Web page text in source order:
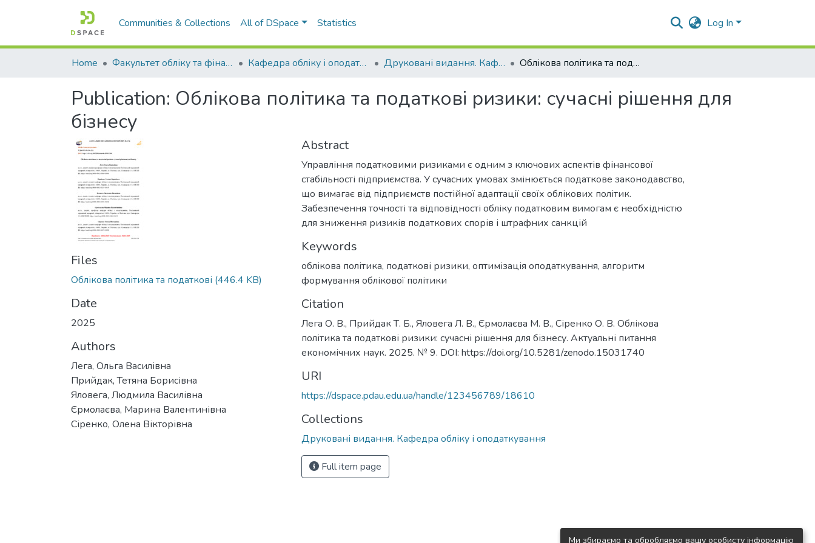
Communities & Collections All of DSpace Statistics Log In
Home Факультет обліку та фінансів Кафедра обліку і оподаткування Друковані видання. Кафедра обліку і оподаткування Облікова політика та податкові ризики: сучасні рішення для бізнесу
Publication: Облікова політика та податкові ризики: сучасні рішення для
бізнесу
Files
Облікова політика та податкові (446.4 KB)
Date
2025
Authors
Лега, Ольга Василівна
Прийдак, Тетяна Борисівна
Яловега, Людмила Василівна
Єрмолаєва, Марина Валентинівна
Сіренко, Олена Вікторівна
Abstract
Управління податковими ризиками є одним з ключових аспектів фінансової
стабільності підприємства. У сучасних умовах змінюється податкове законодавство,
що вимагає від підприємств постійної адаптації своїх облікових політик.
Забезпечення точності та відповідності обліку податковим вимогам є необхідністю
для зниження ризиків податкових спорів і штрафних санкцій
Keywords
облікова політика, податкові ризики, оптимізація оподаткування, алгоритм
формування облікової політики
Citation
Лега О. В., Прийдак Т. Б., Яловега Л. В., Єрмолаєва М. В., Сіренко О. В. Облікова
політика та податкові ризики: сучасні рішення для бізнесу. Актуальні питання
економічних наук. 2025. № 9. DOI: https://doi.org/10.5281/zenodo.15031740
URI
https://dspace.pdau.edu.ua/handle/123456789/18610
Collections
Друковані видання. Кафедра обліку і оподаткування
Full item page
Ми збираємо та обробляємо вашу особисту інформацію